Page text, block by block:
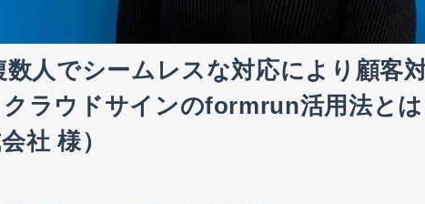
人でシームレスな対応により顧客
ラウドサインのformrun活用法と
社 様）